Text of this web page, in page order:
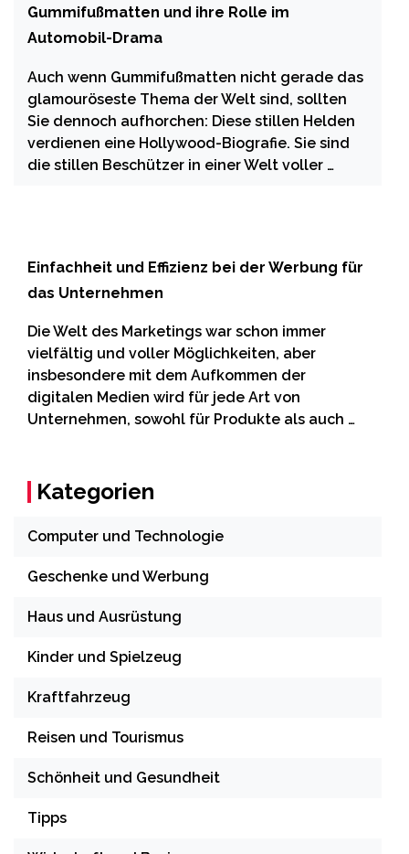
Gummifußmatten und ihre Rolle im
Automobil-Drama
Auch wenn Gummifußmatten nicht gerade das
glamouröseste Thema der Welt sind, sollten
Sie dennoch aufhorchen: Diese stillen Helden
verdienen eine Hollywood-Biografie. Sie sind
die stillen Beschützer in einer Welt voller …
Einfachheit und Effizienz bei der Werbung für
das Unternehmen
Die Welt des Marketings war schon immer
vielfältig und voller Möglichkeiten, aber
insbesondere mit dem Aufkommen der
digitalen Medien wird für jede Art von
Unternehmen, sowohl für Produkte als auch …
Kategorien
Computer und Technologie
Geschenke und Werbung
Haus und Ausrüstung
Kinder und Spielzeug
Kraftfahrzeug
Reisen und Tourismus
Schönheit und Gesundheit
Tipps